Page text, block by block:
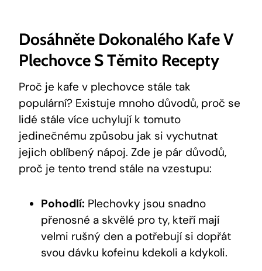
Dosáhněte Dokonalého Kafe V
Plechovce S Těmito Recepty
Proč je kafe v plechovce stále tak
populární? Existuje mnoho důvodů, proč se
lidé stále více uchylují k tomuto
jedinečnému způsobu jak si vychutnat
jejich oblíbený nápoj. Zde je pár důvodů,
proč je tento trend stále na vzestupu:
Pohodlí: Plechovky jsou snadno
přenosné a skvělé pro ty, kteří mají
velmi rušný den a potřebují si dopřát
svou dávku kofeinu kdekoli a kdykoli.